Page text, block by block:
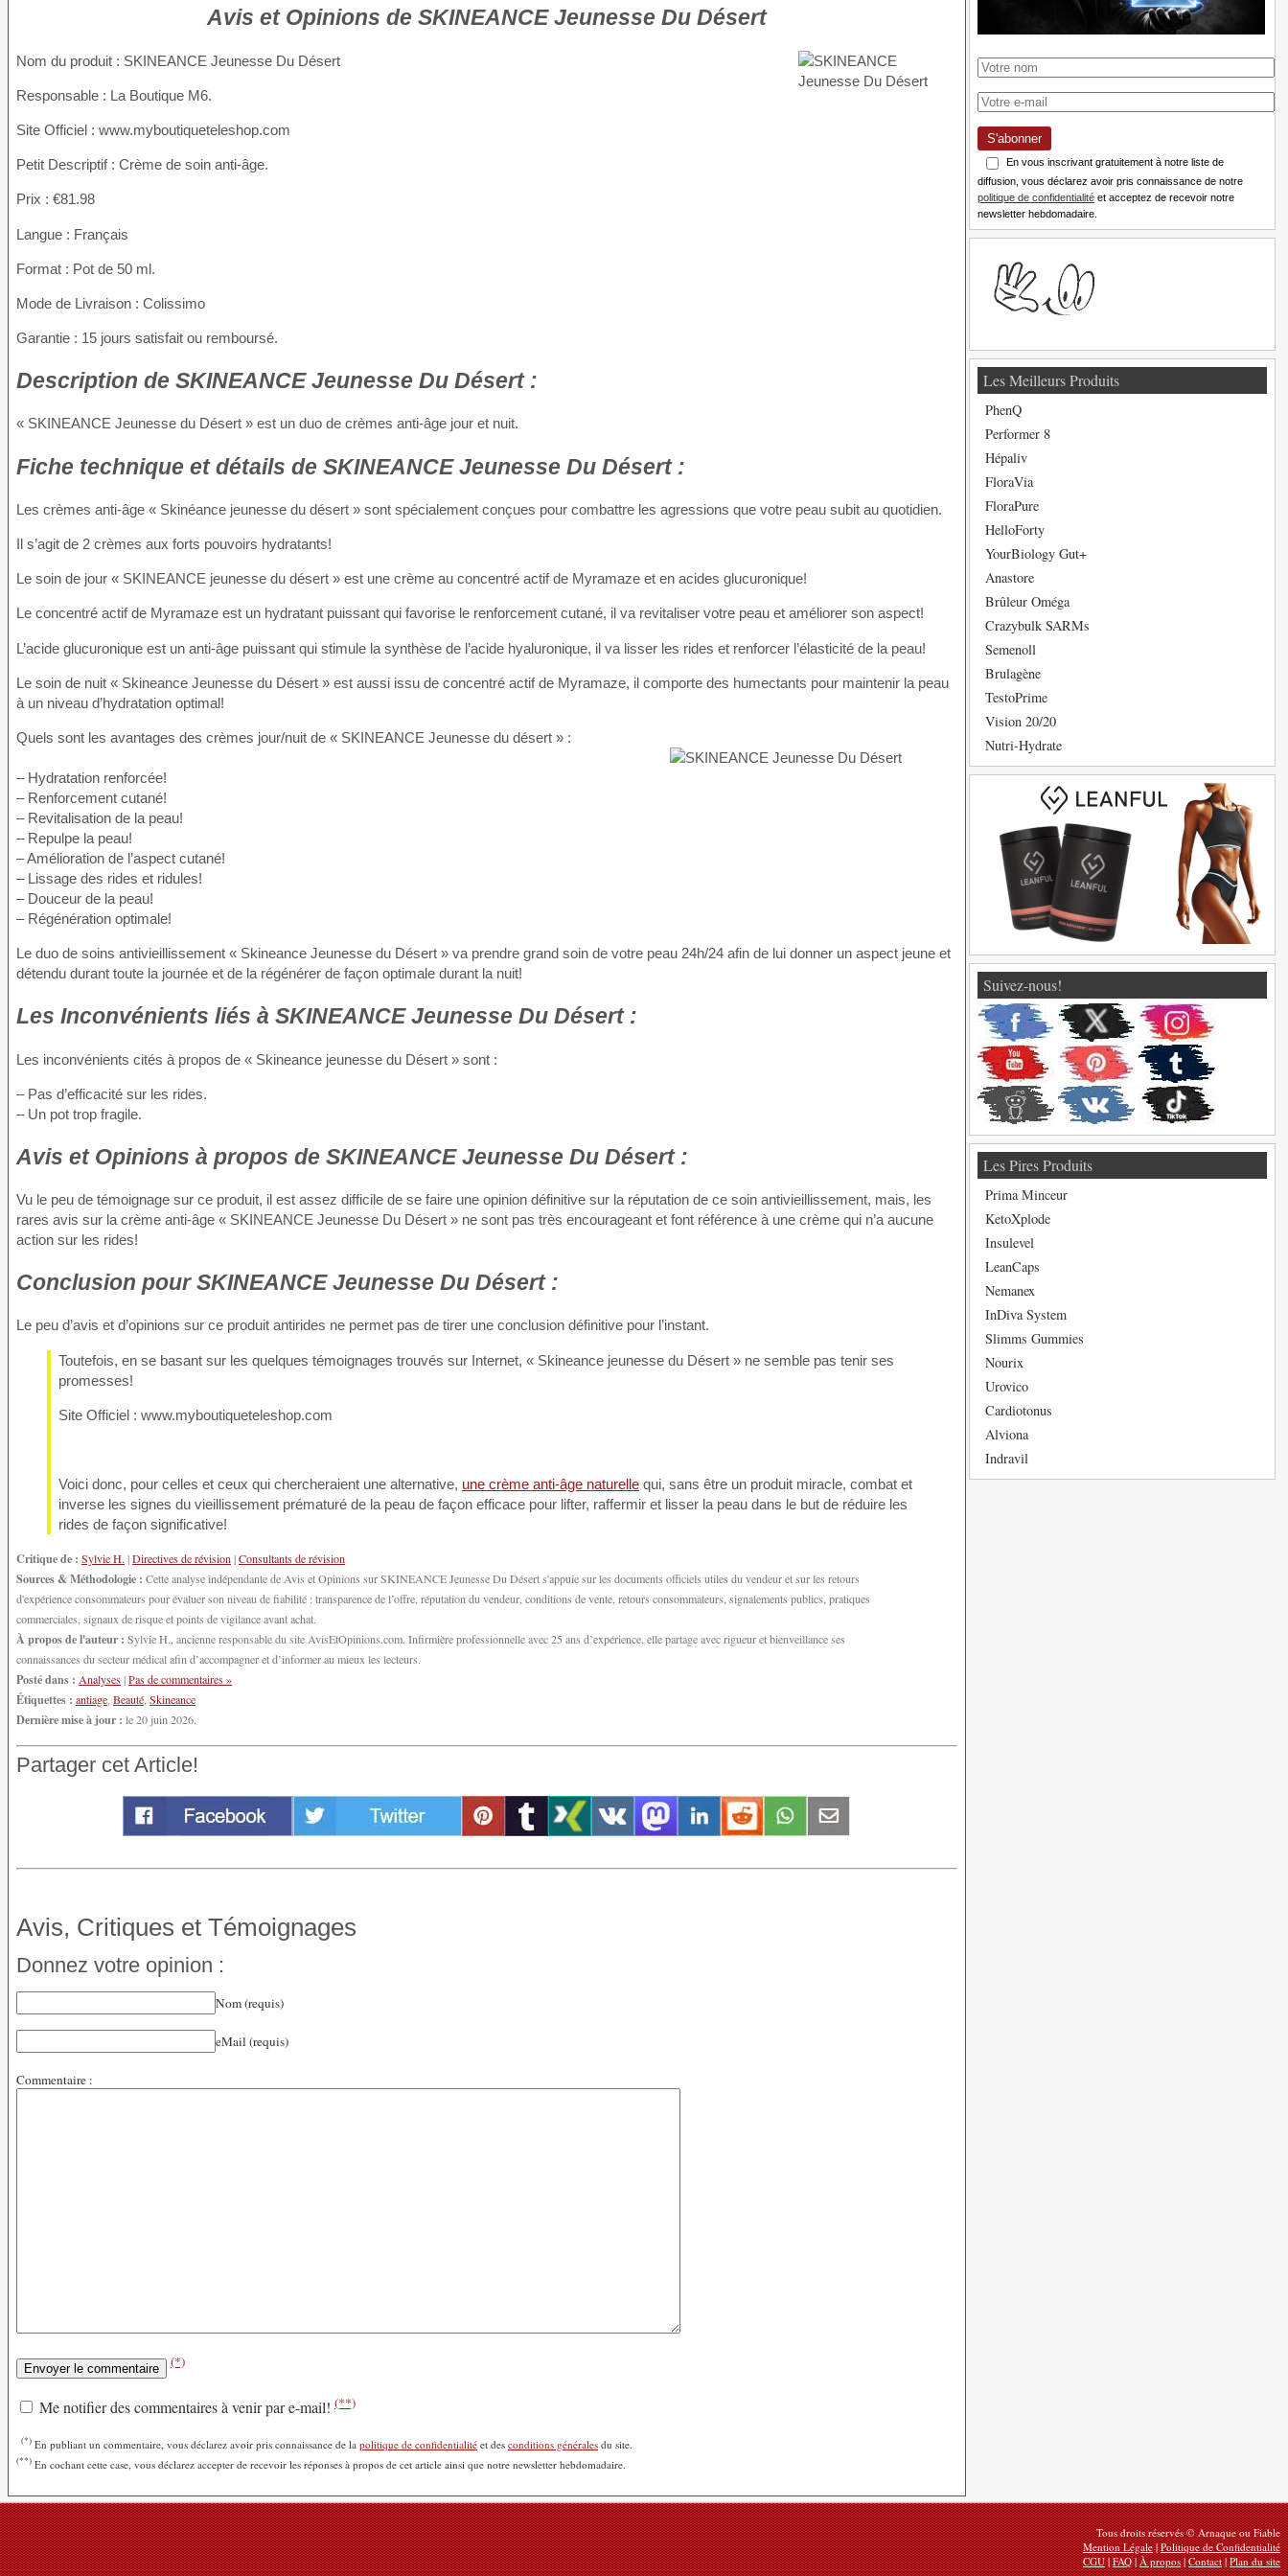
Avis et Opinions de SKINEANCE Jeunesse Du Désert
Nom du produit : SKINEANCE Jeunesse Du Désert
Responsable : La Boutique M6.
Site Officiel : www.myboutiqueteleshop.com
Petit Descriptif : Crème de soin anti-âge.
Prix : €81.98
Langue : Français
Format : Pot de 50 ml.
Mode de Livraison : Colissimo
Garantie : 15 jours satisfait ou remboursé.
Description de SKINEANCE Jeunesse Du Désert :
« SKINEANCE Jeunesse du Désert » est un duo de crèmes anti-âge jour et nuit.
Fiche technique et détails de SKINEANCE Jeunesse Du Désert :
Les crèmes anti-âge « Skinéance jeunesse du désert » sont spécialement conçues pour combattre les agressions que votre peau subit au quotidien.
Il s’agit de 2 crèmes aux forts pouvoirs hydratants!
Le soin de jour « SKINEANCE jeunesse du désert » est une crème au concentré actif de Myramaze et en acides glucuronique!
Le concentré actif de Myramaze est un hydratant puissant qui favorise le renforcement cutané, il va revitaliser votre peau et améliorer son aspect!
L’acide glucuronique est un anti-âge puissant qui stimule la synthèse de l’acide hyaluronique, il va lisser les rides et renforcer l’élasticité de la peau!
Le soin de nuit « Skineance Jeunesse du Désert » est aussi issu de concentré actif de Myramaze, il comporte des humectants pour maintenir la peau
à un niveau d’hydratation optimal!
Quels sont les avantages des crèmes jour/nuit de « SKINEANCE Jeunesse du désert » :
– Hydratation renforcée!
– Renforcement cutané!
– Revitalisation de la peau!
– Repulpe la peau!
– Amélioration de l’aspect cutané!
– Lissage des rides et ridules!
– Douceur de la peau!
– Régénération optimale!
Le duo de soins antivieillissement « Skineance Jeunesse du Désert » va prendre grand soin de votre peau 24h/24 afin de lui donner un aspect jeune et
détendu durant toute la journée et de la régénérer de façon optimale durant la nuit!
Les Inconvénients liés à SKINEANCE Jeunesse Du Désert :
Les inconvénients cités à propos de « Skineance jeunesse du Désert » sont :
– Pas d’efficacité sur les rides.
– Un pot trop fragile.
Avis et Opinions à propos de SKINEANCE Jeunesse Du Désert :
Vu le peu de témoignage sur ce produit, il est assez difficile de se faire une opinion définitive sur la réputation de ce soin antivieillissement, mais, les
rares avis sur la crème anti-âge « SKINEANCE Jeunesse Du Désert » ne sont pas très encourageant et font référence à une crème qui n’a aucune
action sur les rides!
Conclusion pour SKINEANCE Jeunesse Du Désert :
Le peu d’avis et d’opinions sur ce produit antirides ne permet pas de tirer une conclusion définitive pour l’instant.
Toutefois, en se basant sur les quelques témoignages trouvés sur Internet, « Skineance jeunesse du Désert » ne semble pas tenir ses
promesses!
Site Officiel : www.myboutiqueteleshop.com
Voici donc, pour celles et ceux qui chercheraient une alternative, une crème anti-âge naturelle qui, sans être un produit miracle, combat et
inverse les signes du vieillissement prématuré de la peau de façon efficace pour lifter, raffermir et lisser la peau dans le but de réduire les
rides de façon significative!
Critique de : Sylvie H. |Directives de révision|Consultants de révision
Sources & Méthodologie : Cette analyse indépendante de Avis et Opinions sur SKINEANCE Jeunesse Du Désert s'appuie sur les documents officiels utiles du vendeur et sur les retours
d'expérience consommateurs pour évaluer son niveau de fiabilité : transparence de l’offre, réputation du vendeur, conditions de vente, retours consommateurs, signalements publics, pratiques
commerciales, signaux de risque et points de vigilance avant achat.
À propos de l'auteur : Sylvie H., ancienne responsable du site AvisEtOpinions.com. Infirmière professionnelle avec 25 ans d’expérience, elle partage avec rigueur et bienveillance ses
connaissances du secteur médical afin d’accompagner et d’informer au mieux les lecteurs.
Posté dans : Analyses|Pas de commentaires »
Étiquettes : antiage,Beauté,Skineance
Dernière mise à jour : le 20 juin 2026.
Partager cet Article!
Avis, Critiques et Témoignages
Donnez votre opinion :
Nom (requis)
eMail (requis)
Commentaire :
(*)
Me notifier des commentaires à venir par e-mail! (**)
(*) En publiant un commentaire, vous déclarez avoir pris connaissance de la politique de confidentialité et des conditions générales du site.
(**) En cochant cette case, vous déclarez accepter de recevoir les réponses à propos de cet article ainsi que notre newsletter hebdomadaire.
S'abonner
En vous inscrivant gratuitement à notre liste de
diffusion, vous déclarez avoir pris connaissance de notre
politique de confidentialité et acceptez de recevoir notre
newsletter hebdomadaire.
Les Meilleurs Produits
PhenQ
Performer 8
Hépaliv
FloraVia
FloraPure
HelloForty
YourBiology Gut+
Anastore
Brûleur Oméga
Crazybulk SARMs
Semenoll
Brulagène
TestoPrime
Vision 20/20
Nutri-Hydrate
Suivez-nous!
Les Pires Produits
Prima Minceur
KetoXplode
Insulevel
LeanCaps
Nemanex
InDiva System
Slimms Gummies
Nourix
Urovico
Cardiotonus
Alviona
Indravil
Tous droits réservés © Arnaque ou Fiable
Mention Légale|Politique de Confidentialité
CGU|FAQ|À propos|Contact|Plan du site